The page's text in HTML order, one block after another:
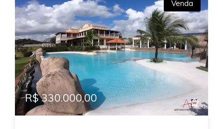
Venda
R$ 330.000,00